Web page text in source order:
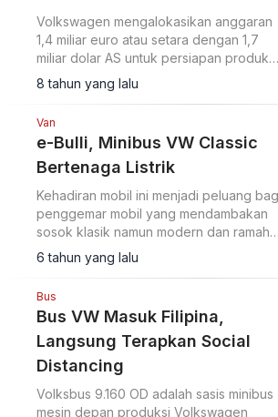
Terlaris
Artikel Terkait
VW Siap Produksi Truk dan
Bus Listrik, Prototipenya
Meluncur Akhir Tahun Ini
Volkswagen mengalokasikan anggaran
1,4 miliar euro atau setara dengan 1,7
miliar dolar AS untuk persiapan produksi
massal truk dan bus listrik ini.
8 tahun yang lalu
Van
e-Bulli, Minibus VW Classic
Bertenaga Listrik
Kehadiran mobil ini menjadi peluang bagi
penggemar mobil yang mendambakan
sosok klasik namun modern dan ramah